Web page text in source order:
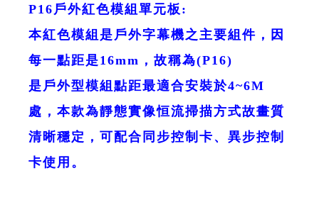
P16戶外紅色模組單元板:
本紅色模組是戶外字幕機之主要組件，因
每一點距是16mm，故稱為(P16)
是戶外型模組點距最適合安裝於4~6M
處，本款為靜態實像恒流掃描方式故畫質
清晰穩定，可配合同步控制卡、異步控制
卡使用。